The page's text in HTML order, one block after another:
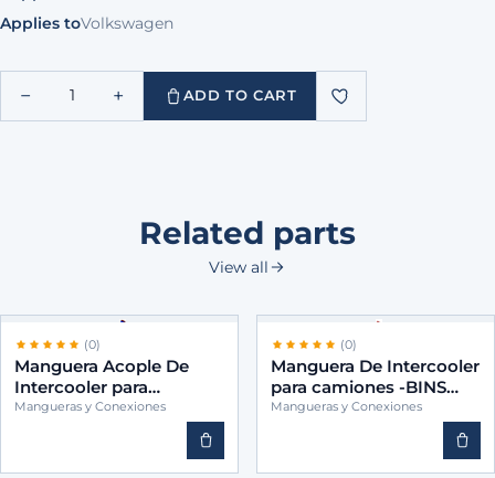
Applies toVolkswagen
− 1 + ADD TO CART
Related parts
View all
(0)
Manguera Acople De
Intercooler para
camiones -BINS
Mangueras y Conexiones
(0)
Manguera De Intercooler
para camiones -BINS
3845011382
Mangueras y Conexiones